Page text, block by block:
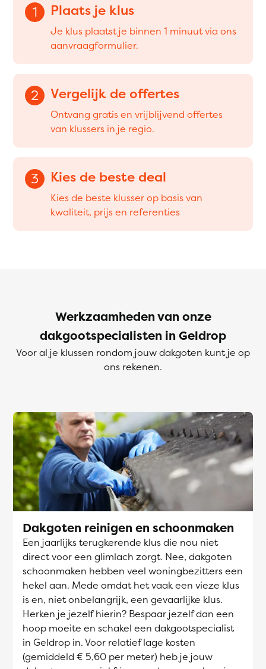
1 Plaats je klus
Je klus plaatst je binnen 1 minuut via ons
aanvraagformulier.
2 Vergelijk de offertes
Ontvang gratis en vrijblijvend offertes
van klussers in je regio.
3 Kies de beste deal
Kies de beste klusser op basis van
kwaliteit, prijs en referenties
Werkzaamheden van onze
dakgootspecialisten in Geldrop
Voor al je klussen rondom jouw dakgoten kunt je op
ons rekenen.
Dakgoten reinigen en schoonmaken
Een jaarlijks terugkerende klus die nou niet
direct voor een glimlach zorgt. Nee, dakgoten
schoonmaken hebben veel woningbezitters een
hekel aan. Mede omdat het vaak een vieze klus
is en, niet onbelangrijk, een gevaarlijke klus.
Herken je jezelf hierin? Bespaar jezelf dan een
hoop moeite en schakel een dakgootspecialist
in Geldrop in. Voor relatief lage kosten
(gemiddeld € 5,60 per meter) heb je jouw